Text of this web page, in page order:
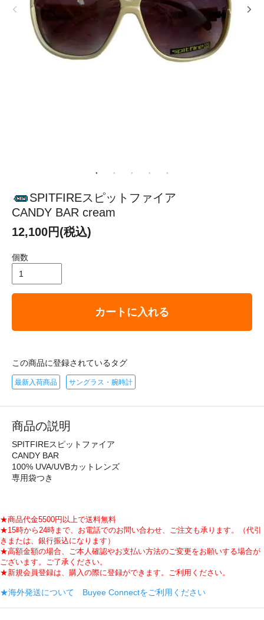
SPITFIREスピットファイア
CANDY BAR cream
12,100円(税込)
個数
カートに入れる
この商品に登録されているタグ
最新入荷商品 サングラス・腕時計
商品の説明
SPITFIREスピットファイア
CANDY BAR
100% UVA/UVBカットレンズ
専用袋つき
★商品代金5500円以上で送料無料
★15時から24時まで、お電話でのお問い合わせ、ご注文も承ります。（代引
きまたは、銀行振込になります）
★高額金額の場合、ご本人確認やお支払い方法のご変更をお願いする場合が
ございます。ご了承ください。
★新規会員登録は、購入の際に登録ができます。ご利用ください。
★海外発送について Buyee Connectをご利用ください